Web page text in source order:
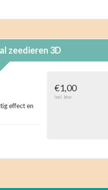
zeedieren 3D
effect en
€1,00
Incl. btw